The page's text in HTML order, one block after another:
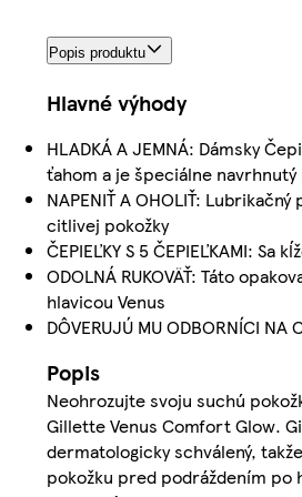
Popis produktu
Hlavné výhody
HLADKÁ A JEMNÁ: Dámsky
ťahom a je špeciálne navrhnutý
NAPENIŤ A OHOLIŤ:
citlivej pokožky
ČEPIEĽKY S 5 ČEPIEĽKAMI:
ODOLNÁ RUKOVÄŤ: Táto
hlavicou Venus
DÔVERUJÚ MU ODBORNÍCI
Popis
Neohrozujte svoju suchú
Gillette Venus Comfort Glow.
dermatologicky schválený,
pokožku pred podráždením po